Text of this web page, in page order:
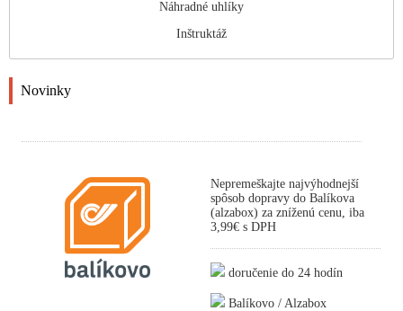
Náhradné uhlíky
Inštruktáž
Novinky
Nepremeškajte najvýhodnejší
spôsob dopravy do Balíkova
(alzabox) za zníženú cenu, iba
3,99€ s DPH
doručenie do 24 hodín
Balíkovo / Alzabox